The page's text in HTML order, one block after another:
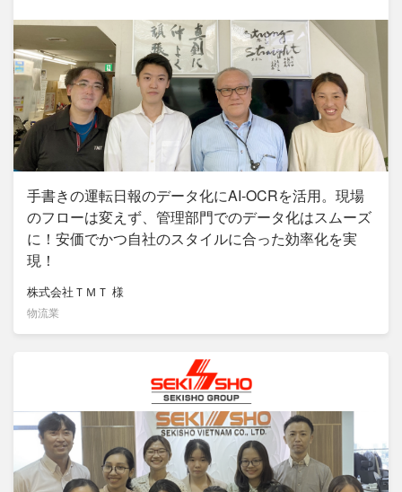
手書きの運転日報のデータ化にAI-OCRを活用。現場
のフローは変えず、管理部門でのデータ化はスムーズ
に！安価でかつ自社のスタイルに合った効率化を実
現！
株式会社ＴＭＴ 様
物流業